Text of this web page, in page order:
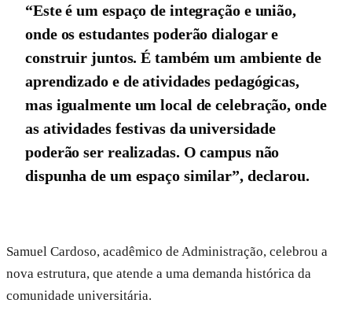
“Este é um espaço de integração e união,
onde os estudantes poderão dialogar e
construir juntos. É também um ambiente de
aprendizado e de atividades pedagógicas,
mas igualmente um local de celebração, onde
as atividades festivas da universidade
poderão ser realizadas. O campus não
dispunha de um espaço similar”, declarou.
Samuel Cardoso, acadêmico de Administração, celebrou a
nova estrutura, que atende a uma demanda histórica da
comunidade universitária.